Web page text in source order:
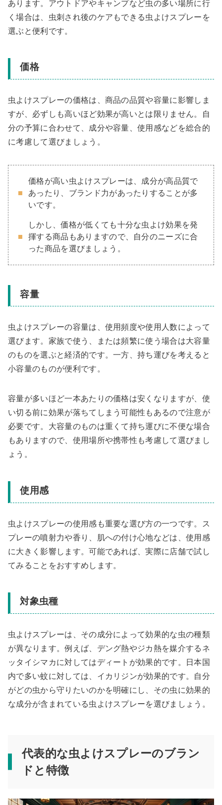
あります。アウトドアやキャンプなど虫の多い場所に行
く場合は、虫刺され後のケアもできる虫よけスプレーを
選ぶと便利です。
価格
虫よけスプレーの価格は、商品の品質や容量に影響しま
すが、必ずしも高いほど効果が高いとは限りません。自
分の予算に合わせて、成分や容量、使用感などを総合的
に考慮して選びましょう。
価格が高い虫よけスプレーは、成分が高品質で
あったり、ブランド力があったりすることが多
いです。
しかし、価格が低くても十分な虫よけ効果を発
揮する商品もありますので、自分のニーズに合
った商品を選びましょう。
容量
虫よけスプレーの容量は、使用頻度や使用人数によって
選びます。家族で使う、または頻繁に使う場合は大容量
のものを選ぶと経済的です。一方、持ち運びを考えると
小容量のものが便利です。
容量が多いほど一本あたりの価格は安くなりますが、使
い切る前に効果が落ちてしまう可能性もあるので注意が
必要です。大容量のものは重くて持ち運びに不便な場合
もありますので、使用場所や携帯性も考慮して選びまし
ょう。
使用感
虫よけスプレーの使用感も重要な選び方の一つです。ス
プレーの噴射力や香り、肌への付け心地などは、使用感
に大きく影響します。可能であれば、実際に店舗で試し
てみることをおすすめします。
対象虫種
虫よけスプレーは、その成分によって効果的な虫の種類
が異なります。例えば、デング熱やジカ熱を媒介するネ
ッタイシマカに対してはディートが効果的です。日本国
内で多い蚊に対しては、イカリジンが効果的です。自分
がどの虫から守りたいのかを明確にし、その虫に効果的
な成分が含まれている虫よけスプレーを選びましょう。
代表的な虫よけスプレーのブラン
ドと特徴